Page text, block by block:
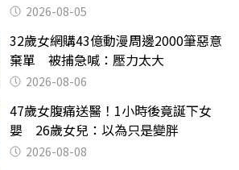
2026-08-05
32歲女網購43億動漫周邊2000筆惡意
棄單 被捕急喊：壓力太大
2026-08-06
47歲女腹痛送醫！1小時後竟誕下女
嬰 26歲女兒：以為只是變胖
2026-08-08